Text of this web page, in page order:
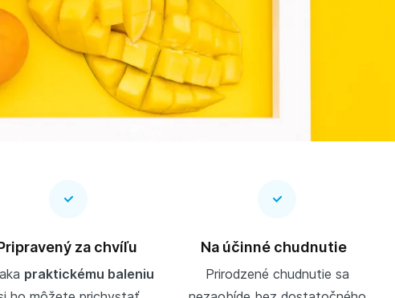
za chvíľu
praktickému baleniu
Na účinné chudnutie
Prirodzené chudnutie sa